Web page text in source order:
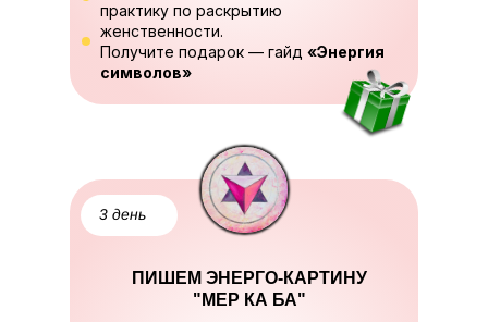
практику по раскрытию
женственности.
Получите подарок — гайд «Энергия
символов»
ПИШЕМ ЭНЕРГО-КАРТИНУ
"МЕР КА БА"
3 день